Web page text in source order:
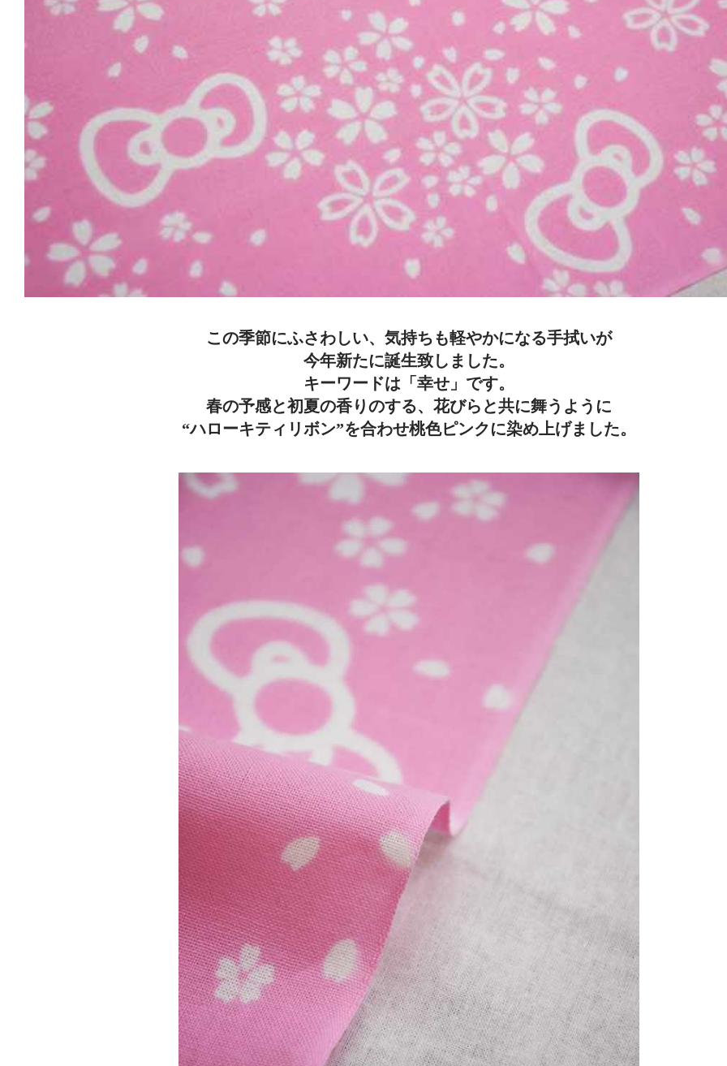
この季節にふさわしい、気持ちも軽やかになる手拭いが
今年新たに誕生致しました。
キーワードは「幸せ」です。
春の予感と初夏の香りのする、花びらと共に舞うように
“ハローキティリボン”を合わせ桃色ピンクに染め上げました。